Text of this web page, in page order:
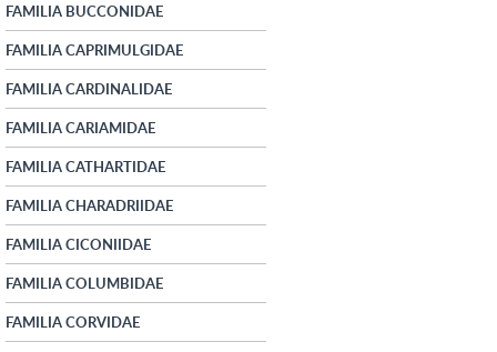
FAMILIA BUCCONIDAE
FAMILIA CAPRIMULGIDAE
FAMILIA CARDINALIDAE
FAMILIA CARIAMIDAE
FAMILIA CATHARTIDAE
FAMILIA CHARADRIIDAE
FAMILIA CICONIIDAE
FAMILIA COLUMBIDAE
FAMILIA CORVIDAE